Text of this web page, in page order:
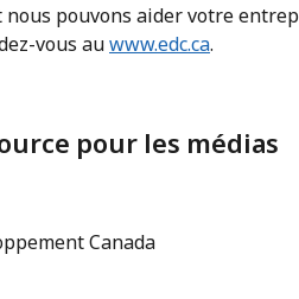
nous pouvons aider votre
vous auwww.edc.ca.
pour les médias
Canada